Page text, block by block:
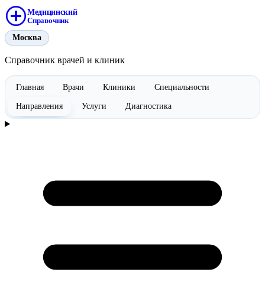
Медицинский
Справочник
Москва
Справочник врачей и клиник
Главная Врачи Клиники Специальности
Направления Услуги Диагностика